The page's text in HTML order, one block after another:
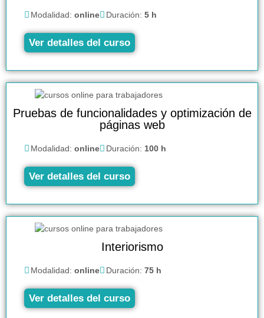
Modalidad: online Duración: 5 h
Ver detalles del curso
Pruebas de funcionalidades y optimización de
páginas web
Modalidad: online Duración: 100 h
Ver detalles del curso
Interiorismo
Modalidad: online Duración: 75 h
Ver detalles del curso